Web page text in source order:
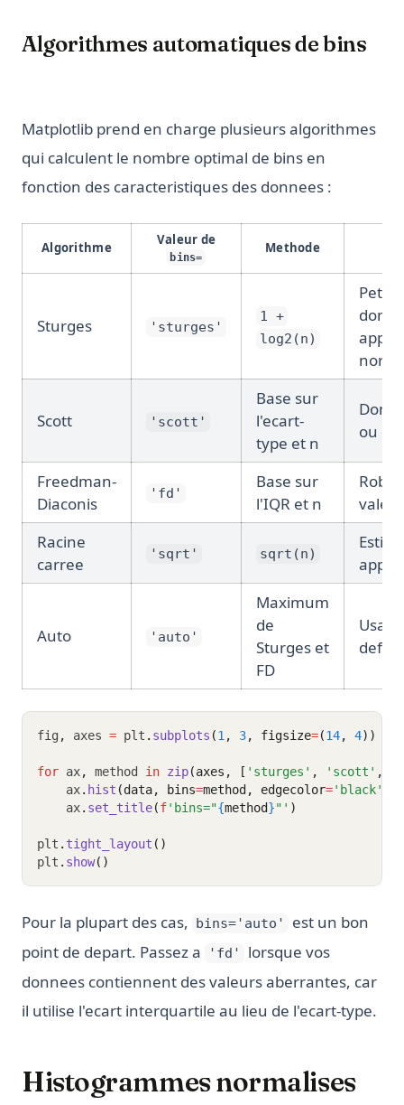
Algorithmes automatiques de bins
Matplotlib prend en charge plusieurs algorithmes
qui calculent le nombre optimal de bins en
fonction des caracteristiques des donnees :
Algorithme Valeur de
bins=
Methode
Sturges 'sturges'
1 +
log2(n)
Petits
Scott 'scott'
Base sur
l'ecart-
type et n
ou
Freedman-
Diaconis
'fd'
Base sur
l'IQR et n
Racine
carree
'sqrt' sqrt(n)
Auto 'auto'
Maximum
de
Sturges et
FD
fig , axes = plt . subplots (1 , 3, figsize=(14, 4))
for ax, method in zip(axes, [ 'sturges' , 'scott' ,
    ax
. hist (data, bins=method, edgecolor='black'
    ax
. set_title(f'bins="{method}"' )
plt . tight_layout ()
plt . show()
Pour la plupart des cas, bins='auto'
est un bon
point de depart. Passez a
'fd'
lorsque vos
donnees contiennent des valeurs aberrantes, car
il utilise l'ecart interquartile au lieu de l'ecart-type.
Histogrammes normalises